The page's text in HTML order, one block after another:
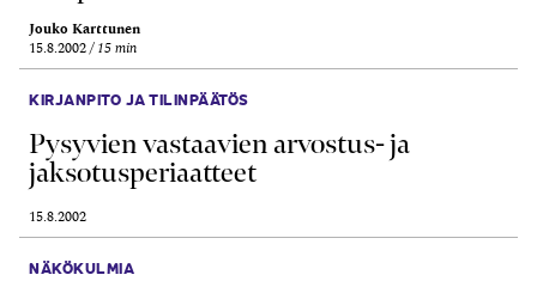
Jouko Karttunen
15.8.2002 15 min
KIRJANPITO JA TILINPÄÄTÖS
Pysyvien vastaavien arvostus- ja
jaksotusperiaatteet
15.8.2002
NÄKÖKULMIA